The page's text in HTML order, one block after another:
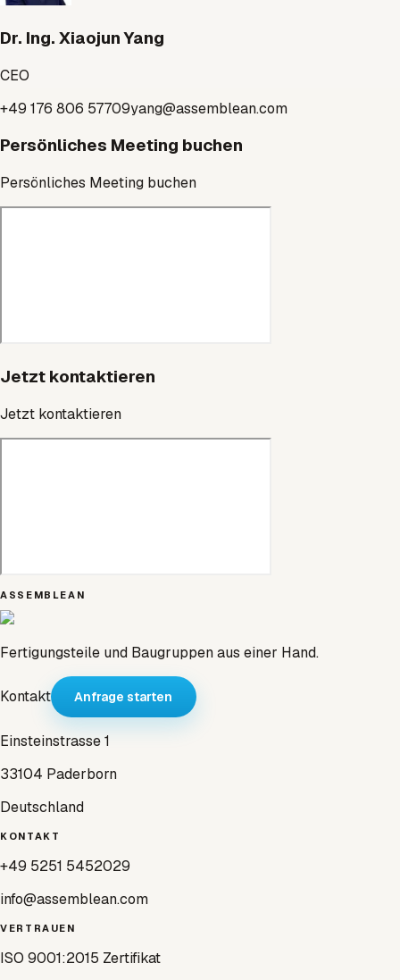
Dr. Ing. Xiaojun Yang
CEO
+49 176 806 57709yang@assemblean.com
Persönliches Meeting buchen
Persönliches Meeting buchen
Jetzt kontaktieren
Jetzt kontaktieren
ASSEMBLEAN
Fertigungsteile und Baugruppen aus einer Hand.
Kontakt Anfrage starten
Einsteinstrasse 1
33104 Paderborn
Deutschland
KONTAKT
+49 5251 5452029
info@assemblean.com
VERTRAUEN
ISO 9001:2015 Zertifikat